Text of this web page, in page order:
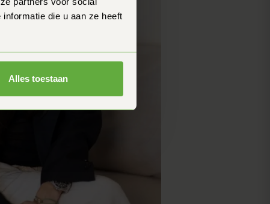
die u aan ze heeft
Alles toestaan